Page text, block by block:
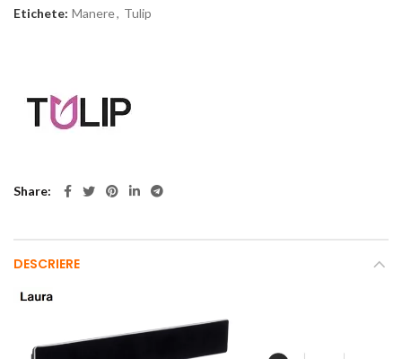
Etichete: Manere, Tulip
Share
DESCRIERE